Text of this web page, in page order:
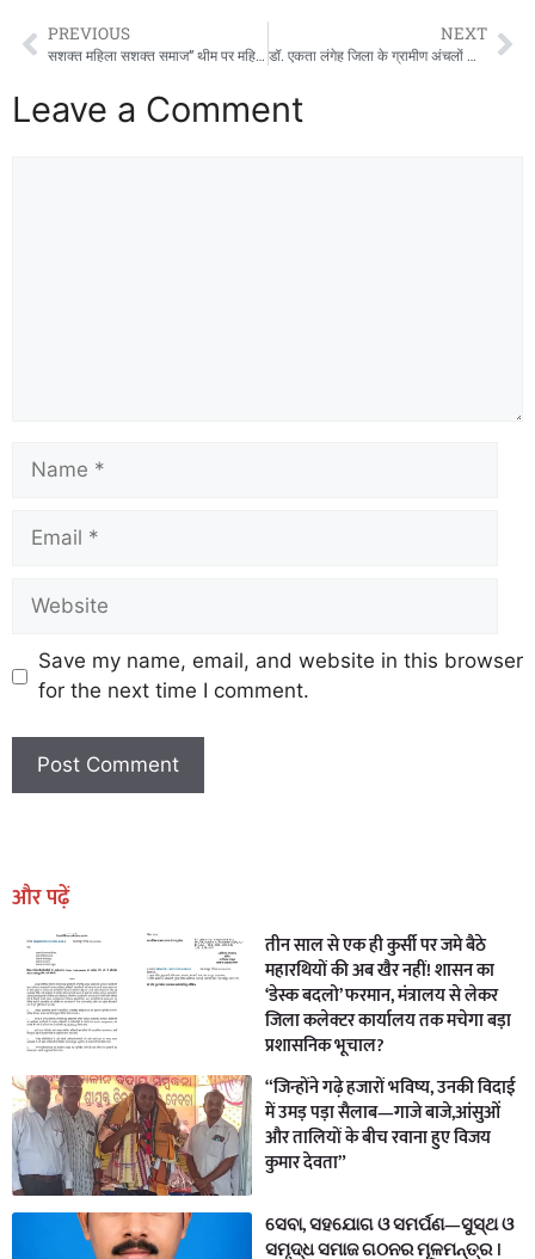
PREVIOUS
सशक्त महिला सशक्त समाज” थीम पर महिला दिवस का आयोजन किया गया,,,,,,, महिला दिवस के अवसर पर उत्कृष्ट कार्य करने वाली महिलाओं को किया गया सम्मानित!
NEXT
डॉ. एकता लंगेह जिला के ग्रामीण अंचलों की किशोरी बालिकाओं और महिलाओं के बीच पहुंचकर सेनेटरी पैड उपयोग की जागरूकता के लिए दे रही है संदेश!
Leave a Comment
Save my name, email, and website in this browser
for the next time I comment.
और पढ़ें
तीन साल से एक ही कुर्सी पर जमे बैठे
महारथियों की अब खैर नहीं! शासन का
‘डेस्क बदलो’ फरमान, मंत्रालय से लेकर
जिला कलेक्टर कार्यालय तक मचेगा बड़ा
प्रशासनिक भूचाल?
“जिन्होंने गढ़े हजारों भविष्य, उनकी विदाई
में उमड़ पड़ा सैलाब—गाजे बाजे,आंसुओं
और तालियों के बीच रवाना हुए विजय
कुमार देवता”
ସେବା, ସହଯୋଗ ଓ ସମର୍ପଣ—ସୁସ୍ଥ ଓ
ସମୃଦ୍ଧ ସମାଜ ଗଠନର ମୂଳମନ୍ତ୍ର ।